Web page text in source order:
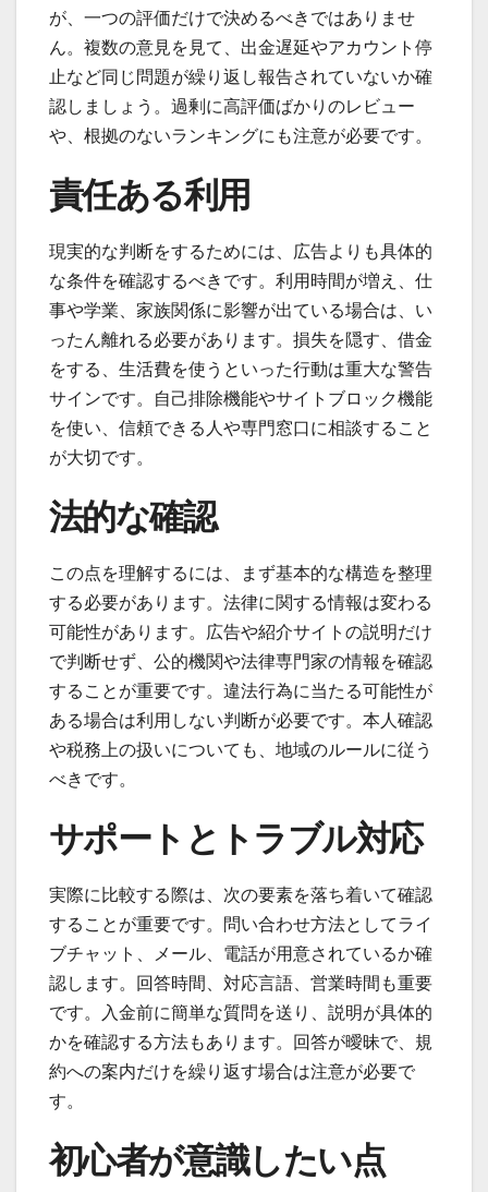
が、一つの評価だけで決めるべきではありませ
ん。複数の意見を見て、出金遅延やアカウント停
止など同じ問題が繰り返し報告されていないか確
認しましょう。過剰に高評価ばかりのレビュー
や、根拠のないランキングにも注意が必要です。
責任ある利用
現実的な判断をするためには、広告よりも具体的
な条件を確認するべきです。利用時間が増え、仕
事や学業、家族関係に影響が出ている場合は、い
ったん離れる必要があります。損失を隠す、借金
をする、生活費を使うといった行動は重大な警告
サインです。自己排除機能やサイトブロック機能
を使い、信頼できる人や専門窓口に相談すること
が大切です。
法的な確認
この点を理解するには、まず基本的な構造を整理
する必要があります。法律に関する情報は変わる
可能性があります。広告や紹介サイトの説明だけ
で判断せず、公的機関や法律専門家の情報を確認
することが重要です。違法行為に当たる可能性が
ある場合は利用しない判断が必要です。本人確認
や税務上の扱いについても、地域のルールに従う
べきです。
サポートとトラブル対応
実際に比較する際は、次の要素を落ち着いて確認
することが重要です。問い合わせ方法としてライ
ブチャット、メール、電話が用意されているか確
認します。回答時間、対応言語、営業時間も重要
です。入金前に簡単な質問を送り、説明が具体的
かを確認する方法もあります。回答が曖昧で、規
約への案内だけを繰り返す場合は注意が必要で
す。
初心者が意識したい点